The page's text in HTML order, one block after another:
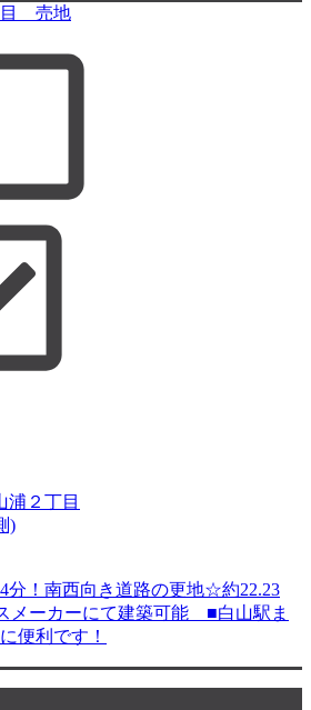
目 売地
浦２丁目
)
分！南西向き道路の更地☆約22.23
ーカーにて建築可能 ■白山駅ま
便利です！